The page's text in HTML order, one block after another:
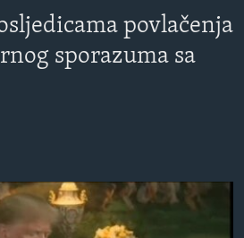
DRŽAVE
povlačenja
sporazuma sa